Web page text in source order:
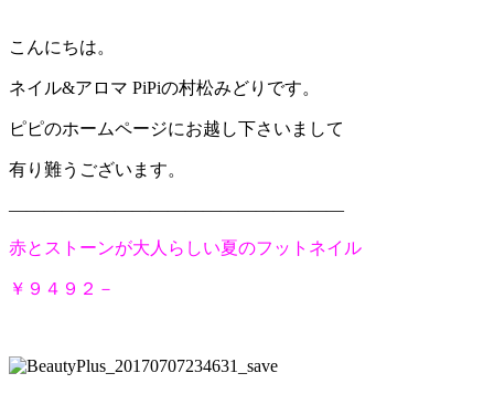
こんにちは。
ネイル&アロマ PiPiの村松みどりです。
ピピのホームページにお越し下さいまして
有り難うございます。
———————————————————
赤とストーンが大人らしい夏のフットネイル
￥９４９２－